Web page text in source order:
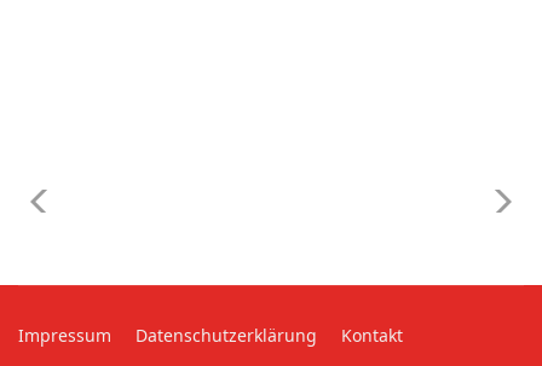
Impressum Datenschutzerklärung Kontakt